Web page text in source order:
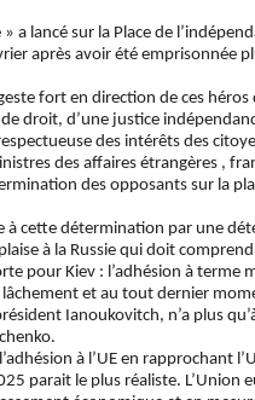
a lancé sur la Place de
après avoir été emprisonnée
fort en direction de ces
droit, d’une justice
des intérêts des
des affaires étrangères ,
des opposants sur la
à cette détermination par une
à la Russie qui doit
pour Kiev : l’adhésion à terme
lâchement et au tout dernier
Ianoukovitch, n’a plus
à l’UE en rapprochant
parait le plus réaliste. L’Union